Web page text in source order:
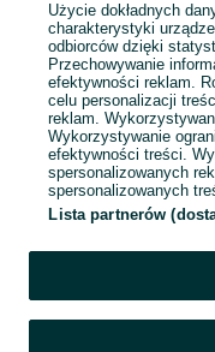
Użycie dokładnych
charakterystyki
odbiorców dzięki
Przechowywanie
efektywności reklam.
celu personalizacji
reklam.
Wykorzystywanie
efektywności treści.
spersonalizowanych
spersonalizowanych
Lista partnerów